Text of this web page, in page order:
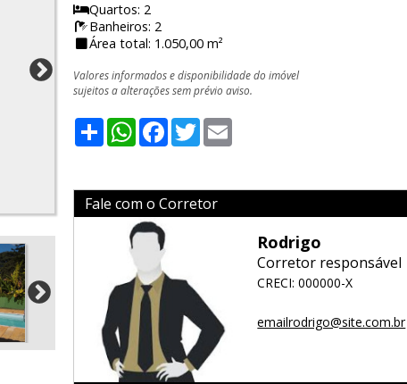
Quartos: 2
Banheiros: 2
Área total: 1.050,00 m²
Valores informados e disponibilidade do imóvel
sujeitos a alterações sem prévio aviso.
ShareWhatsApp
Facebook
Twitter
Fale com o Corretor
Rodrigo
Corretor responsável
CRECI: 000000-X
emailrodrigo@site.com.br